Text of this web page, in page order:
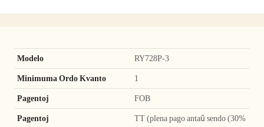
Modelo RY728P-3
Minimuma Ordo Kvanto 1
Pagentoj FOB
Pagentoj
TT (plena pago antaŭ sendo (30%